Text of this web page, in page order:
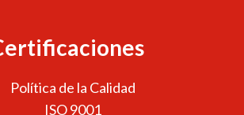
Política de la Calidad
ISO 9001